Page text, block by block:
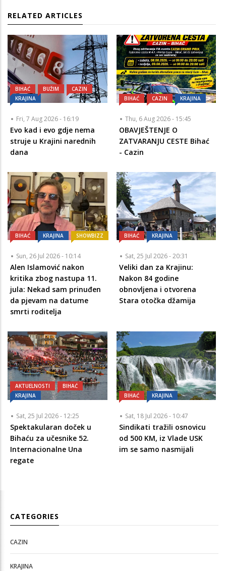
RELATED ARTICLES
BIHAĆ BUŽIM
CAZIN
KRAJINA
Fri, 7 Aug 2026 - 16:19
Evo kad i evo gdje nema
struje u Krajini narednih
dana
BIHAĆ CAZIN KRAJINA
Thu, 6 Aug 2026 - 15:45
OBAVJEŠTENJE O
ZATVARANJU CESTE Bihać
- Cazin
BIHAĆ KRAJINA SHOWBIZZ
Sun, 26 Jul 2026 - 10:14
Alen Islamović nakon
kritika zbog nastupa 11.
jula: Nekad sam prinuđen
da pjevam na datume
smrti roditelja
BIHAĆ KRAJINA
Sat, 25 Jul 2026 - 20:31
Veliki dan za Krajinu:
Nakon 84 godine
obnovljena i otvorena
Stara otočka džamija
AKTUELNOSTI
BIHAĆ
KRAJINA
Sat, 25 Jul 2026 - 12:25
Spektakularan doček u
Bihaću za učesnike 52.
Internacionalne Una
regate
BIHAĆ KRAJINA
Sat, 18 Jul 2026 - 10:47
Sindikati tražili osnovicu
od 500 KM, iz Vlade USK
im se samo nasmijali
CATEGORIES
CAZIN
KRAJINA